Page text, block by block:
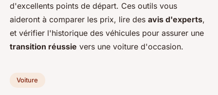
d'excellents points de départ. Ces outils vous
aideront à comparer les prix, lire des avis d'experts,
et vérifier l'historique des véhicules pour assurer une
transition réussie vers une voiture d'occasion.
Voiture